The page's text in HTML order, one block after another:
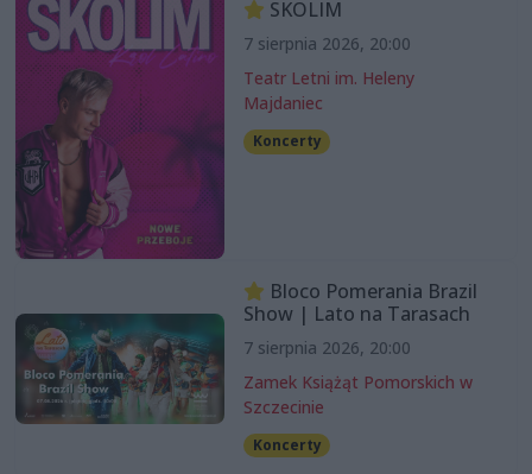
SKOLIM
7 sierpnia 2026, 20:00
Teatr Letni im. Heleny
Majdaniec
Koncerty
Bloco Pomerania Brazil
Show | Lato na Tarasach
7 sierpnia 2026, 20:00
Zamek Książąt Pomorskich w
Szczecinie
Koncerty